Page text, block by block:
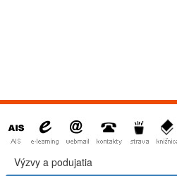
Výzvy a podujatia